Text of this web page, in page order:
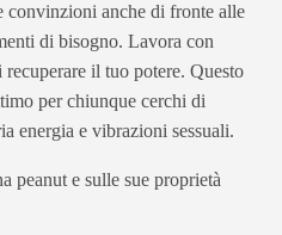
convinzioni anche di fronte alle
di bisogno. Lavora con
il tuo potere. Questo
per chiunque cerchi di
energia e vibrazioni sessuali.
peanut e sulle sue proprietà